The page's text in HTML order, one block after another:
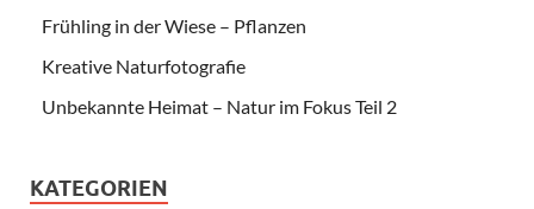
Frühling in der Wiese – Pflanzen
Kreative Naturfotografie
Unbekannte Heimat – Natur im Fokus Teil 2
KATEGORIEN